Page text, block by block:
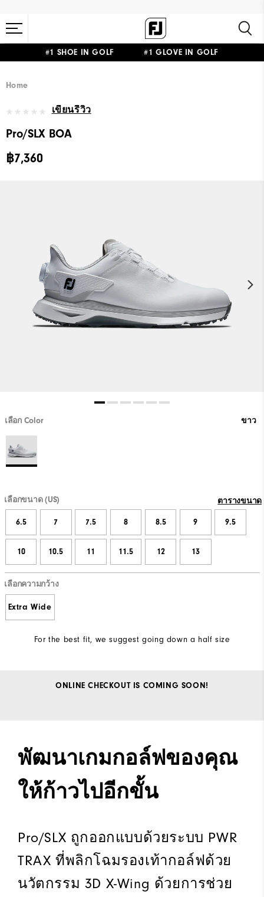
#1 SHOE IN GOLF #1 GLOVE IN GOLF
Home
เขียนรีวิว
Pro/SLX BOA
฿7,360
เลือก Color ขาว
เลือกขนาด (US) ตารางขนาด
6.5 7 7.5 8 8.5 9 9.5
10 10.5 11 11.5 12 13
เลือกความกว้าง
Extra Wide
For the best fit, we suggest going down a half size
ONLINE CHECKOUT IS COMING SOON!
พัฒนาเกมกอล์ฟของคุณ
ให้ก้าวไปอีกขั้น
Pro/SLX ถูกออกแบบด้วยระบบ PWR
TRAX ที่พลิกโฉมรองเท้ากอล์ฟด้วย
นวัตกรรม 3D X-Wing ด้วยการช่วย